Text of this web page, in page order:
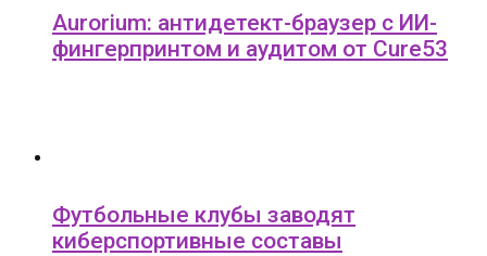
Aurorium: антидетект-браузер с ИИ-
фингерпринтом и аудитом от Cure53
Футбольные клубы заводят
киберспортивные составы